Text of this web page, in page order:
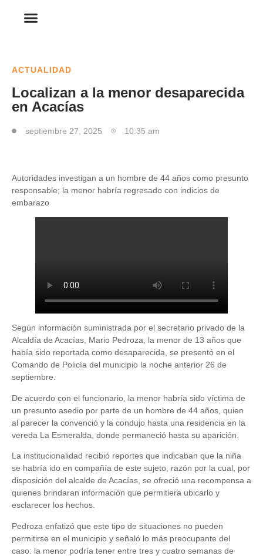
ACTUALIDAD
Localizan a la menor desaparecida
en Acacías
septiembre 27, 2025 10:35 am
Autoridades investigan a un hombre de 44 años como presunto
responsable; la menor habría regresado con indicios de
embarazo
Según información suministrada por el secretario privado de la
Alcaldía de Acacías, Mario Pedroza, la menor de 13 años que
había sido reportada como desaparecida, se presentó en el
Comando de Policía del municipio la noche anterior 26 de
septiembre.
De acuerdo con el funcionario, la menor habría sido víctima de
un presunto asedio por parte de un hombre de 44 años, quien
al parecer la convenció y la condujo hasta una residencia en la
vereda La Esmeralda, donde permaneció hasta su aparición.
La institucionalidad recibió reportes que indicaban que la niña
se habría ido en compañía de este sujeto, razón por la cual, por
disposición del alcalde de Acacías, se ofreció una recompensa a
quienes brindaran información que permitiera ubicarlo y
esclarecer los hechos.
Pedroza enfatizó que este tipo de situaciones no pueden
permitirse en el municipio y señaló lo más preocupante del
caso: la menor podría tener entre tres y cuatro semanas de